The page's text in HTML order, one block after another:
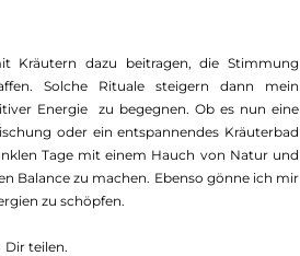
Kräutern dazu beitragen, die Stimmung
Solche Rituale steigern dann mein
Energie  zu begegnen. Ob es nun eine
oder ein entspannendes Kräuterbad
Tage mit einem Hauch von Natur und
Balance zu machen. Ebenso gönne ich mir
zu schöpfen.
Dir teilen.